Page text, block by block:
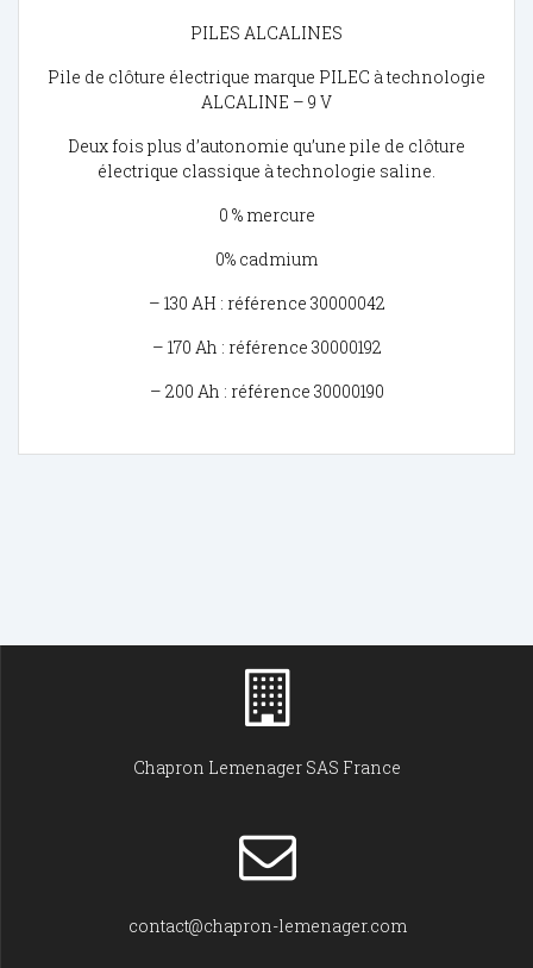
PILES ALCALINES
Pile de clôture électrique marque PILEC à technologie
ALCALINE – 9 V
Deux fois plus d’autonomie qu’une pile de clôture
électrique classique à technologie saline.
0 % mercure
0% cadmium
– 130 AH : référence 30000042
– 170 Ah : référence 30000192
– 200 Ah : référence 30000190
Chapron Lemenager SAS France
contact@chapron-lemenager.com